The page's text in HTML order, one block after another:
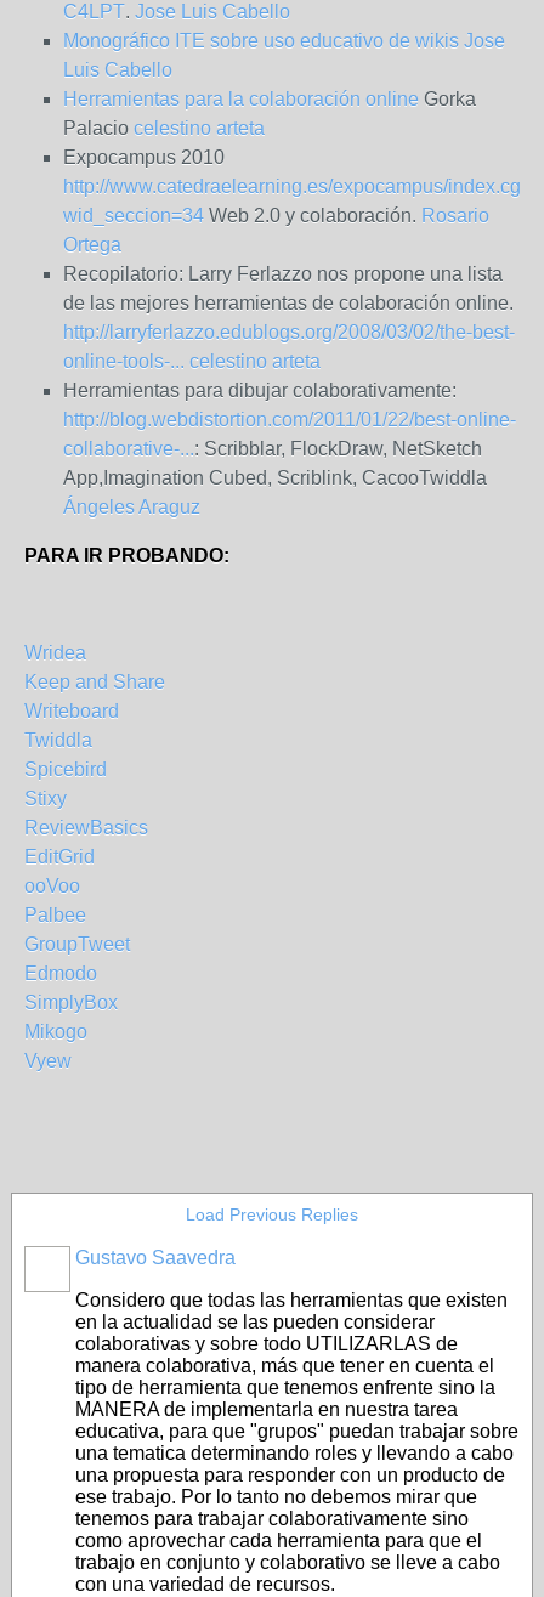
C4LPT. Jose Luis Cabello
Monográfico ITE sobre uso educativo de wikis Jose
Luis Cabello
Herramientas para la colaboración online Gorka
Palacio celestino arteta
Expocampus 2010
http://www.catedraelearning.es/expocampus/index.cgi?
wid_seccion=34 Web 2.0 y colaboración. Rosario
Ortega
Recopilatorio: Larry Ferlazzo nos propone una lista
de las mejores herramientas de colaboración online.
http://larryferlazzo.edublogs.org/2008/03/02/the-best-
online-tools-... celestino arteta
Herramientas para dibujar colaborativamente:
http://blog.webdistortion.com/2011/01/22/best-online-
collaborative-...: Scribblar, FlockDraw, NetSketch
App,Imagination Cubed, Scriblink, CacooTwiddla
Ángeles Araguz
PARA IR PROBANDO:
Wridea
Keep and Share
Writeboard
Twiddla
Spicebird
Stixy
ReviewBasics
EditGrid
ooVoo
Palbee
GroupTweet
Edmodo
SimplyBox
Mikogo
Vyew
Load Previous Replies
Gustavo Saavedra
Considero que todas las herramientas que existen
en la actualidad se las pueden considerar
colaborativas y sobre todo UTILIZARLAS de
manera colaborativa, más que tener en cuenta el
tipo de herramienta que tenemos enfrente sino la
MANERA de implementarla en nuestra tarea
educativa, para que "grupos" puedan trabajar sobre
una tematica determinando roles y llevando a cabo
una propuesta para responder con un producto de
ese trabajo. Por lo tanto no debemos mirar que
tenemos para trabajar colaborativamente sino
como aprovechar cada herramienta para que el
trabajo en conjunto y colaborativo se lleve a cabo
con una variedad de recursos.